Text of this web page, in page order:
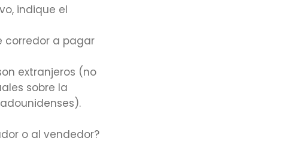
indique el
corredor a pagar
extranjeros (no
sobre la
o al vendedor?